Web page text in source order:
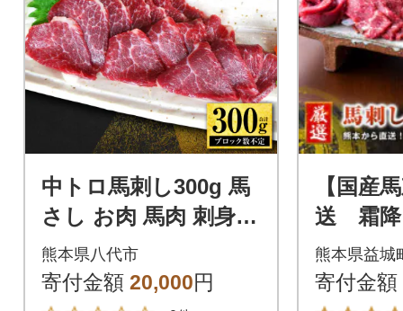
中トロ馬刺し300g 馬
さし お肉 馬肉 刺身
刺し身 馬刺し 馬刺し
ブロック_289-6721
熊本県八代市
寄付金額 20,000円
【国産
送 霜降
0g(益城
熊本県益城
寄付金額